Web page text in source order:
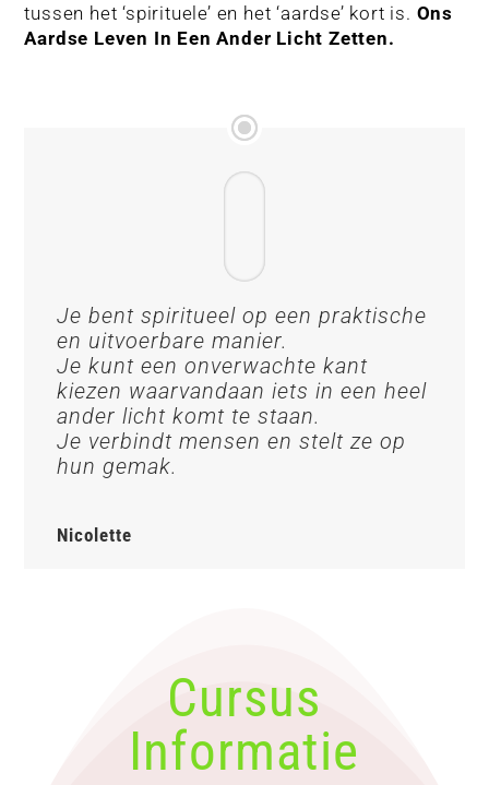
tussen het ‘spirituele’ en het ‘aardse’ kort is. Ons
Aardse Leven In Een Ander Licht Zetten.
Je bent spiritueel op een praktische
en uitvoerbare manier.
Je kunt een onverwachte kant
kiezen waarvandaan iets in een heel
ander licht komt te staan.
Je verbindt mensen en stelt ze op
hun gemak.
Nicolette
Cursus
Informatie